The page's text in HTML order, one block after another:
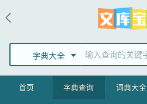
字典大全
首页 字典查询 词典大全